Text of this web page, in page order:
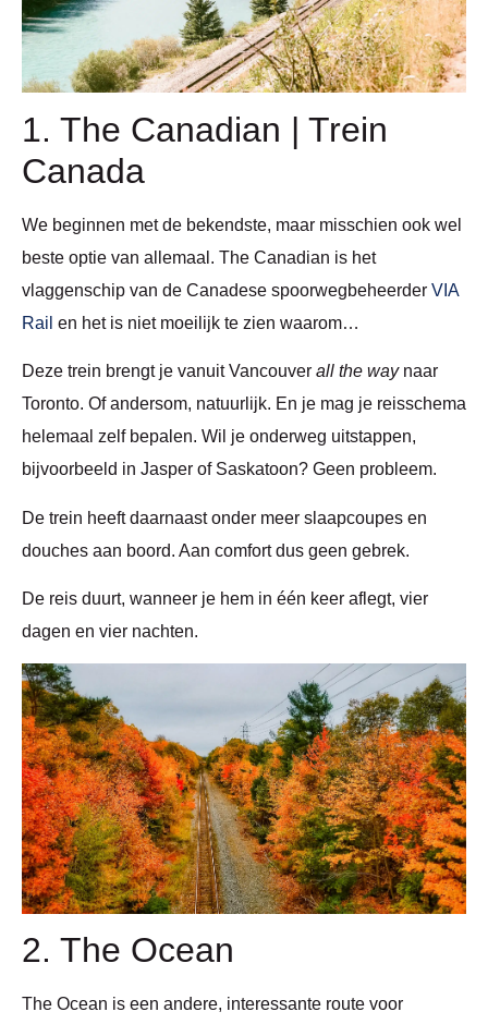
1. The Canadian | Trein
Canada
We beginnen met de bekendste, maar misschien ook wel
beste optie van allemaal. The Canadian is het
vlaggenschip van de Canadese spoorwegbeheerder VIA
Rail en het is niet moeilijk te zien waarom…
Deze trein brengt je vanuit Vancouver all the waynaar
Toronto. Of andersom, natuurlijk. En je mag je reisschema
helemaal zelf bepalen. Wil je onderweg uitstappen,
bijvoorbeeld in Jasper of Saskatoon? Geen probleem.
De trein heeft daarnaast onder meer slaapcoupes en
douches aan boord. Aan comfort dus geen gebrek.
De reis duurt, wanneer je hem in één keer aflegt, vier
dagen en vier nachten.
2. The Ocean
The Ocean is een andere, interessante route voor